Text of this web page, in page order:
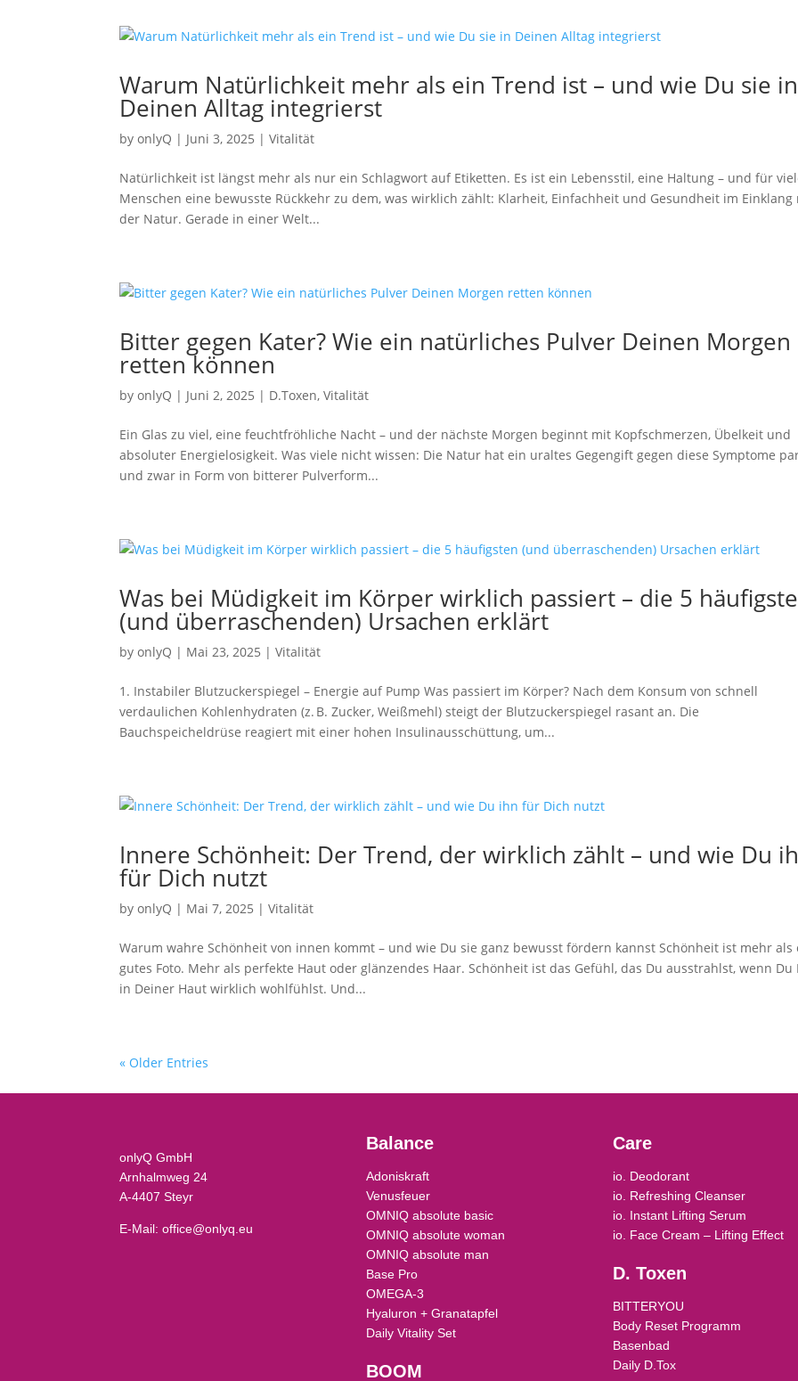
Warum Natürlichkeit mehr als ein Trend ist – und wie Du sie in
Deinen Alltag integrierst
byonlyQ | Juni 3, 2025 |Vitalität
Natürlichkeit ist längst mehr als nur ein Schlagwort auf Etiketten. Es ist ein Lebensstil, eine Haltung – und für
Menschen eine bewusste Rückkehr zu dem, was wirklich zählt: Klarheit, Einfachheit und Gesundheit im Einklang
der Natur. Gerade in einer Welt...
Bitter gegen Kater? Wie ein natürliches Pulver Deinen Morgen
retten können
byonlyQ | Juni 2, 2025 | D.Toxen,Vitalität
Ein Glas zu viel, eine feuchtfröhliche Nacht – und der nächste Morgen beginnt mit Kopfschmerzen, Übelkeit und
absoluter Energielosigkeit. Was viele nicht wissen: Die Natur hat ein uraltes Gegengift gegen diese Symptome
und zwar in Form von bitterer Pulverform...
Was bei Müdigkeit im Körper wirklich passiert – die 5
(und überraschenden) Ursachen erklärt
byonlyQ | Mai 23, 2025 |Vitalität
1. Instabiler Blutzuckerspiegel – Energie auf Pump Was passiert im Körper? Nach dem Konsum von schnell
verdaulichen Kohlenhydraten (z. B. Zucker, Weißmehl) steigt der Blutzuckerspiegel rasant an. Die
Bauchspeicheldrüse reagiert mit einer hohen Insulinausschüttung, um...
Innere Schönheit: Der Trend, der wirklich zählt – und wie Du
für Dich nutzt
byonlyQ | Mai 7, 2025 |Vitalität
Warum wahre Schönheit von innen kommt – und wie Du sie ganz bewusst fördern kannst Schönheit ist mehr als
gutes Foto. Mehr als perfekte Haut oder glänzendes Haar. Schönheit ist das Gefühl, das Du ausstrahlst, wenn Du
in Deiner Haut wirklich wohlfühlst. Und...
« Older Entries
onlyQ GmbH
Arnhalmweg 24
A-4407 Steyr
E-Mail:office@onlyq.eu
Balance
Adoniskraft
Venusfeuer
OMNIQ absolute basic
OMNIQ absolute woman
OMNIQ absolute man
Base Pro
OMEGA-3
Hyaluron + Granatapfel
Daily Vitality Set
BOOM
Care
io. Deodorant
io. Refreshing Cleanser
io. Instant Lifting Serum
io. Face Cream – Lifting Effect
D. Toxen
BITTERYOU
Body Reset Programm
Basenbad
Daily D.Tox